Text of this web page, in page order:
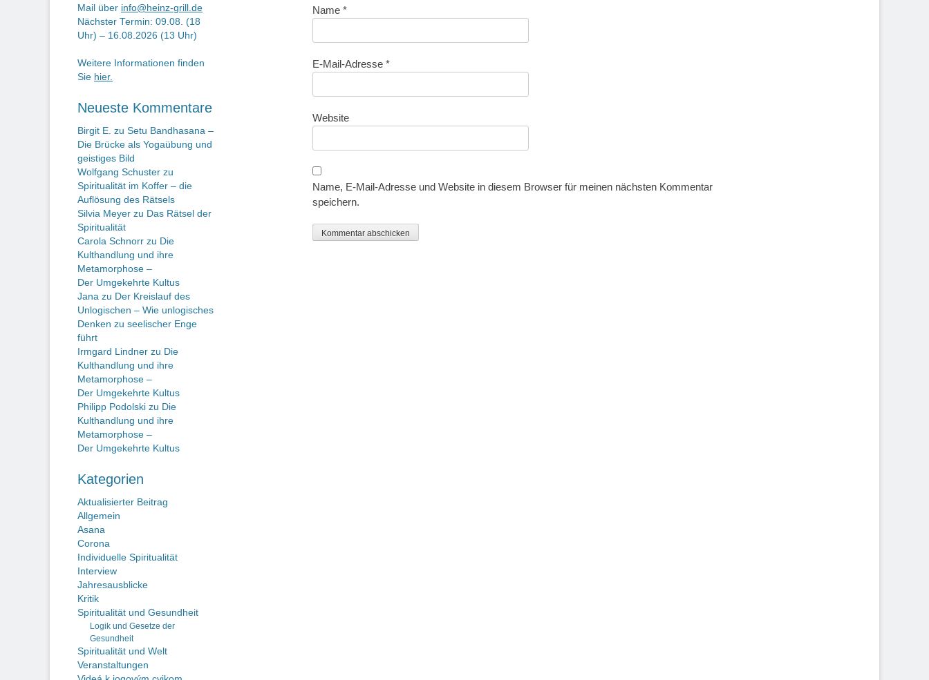
Name *
E-Mail-Adresse *
Website
Name, E-Mail-Adresse und Website in diesem Browser für meinen nächsten Kommentar
speichern.
Mail über info@heinz-grill.de
Nächster Termin: 09.08. (18
Uhr) – 16.08.2026 (13 Uhr)
Weitere Informationen finden
Sie hier.
Neueste Kommentare
Birgit E. zu Setu Bandhasana –
Die Brücke als Yogaübung und
geistiges Bild
Wolfgang Schuster zu
Spiritualität im Koffer – die
Auflösung des Rätsels
Silvia Meyer zu Das Rätsel der
Spiritualität
Carola Schnorr zu Die
Kulthandlung und ihre
Metamorphose –
Der Umgekehrte Kultus
Jana zu Der Kreislauf des
Unlogischen – Wie unlogisches
Denken zu seelischer Enge
führt
Irmgard Lindner zu Die
Kulthandlung und ihre
Metamorphose –
Der Umgekehrte Kultus
Philipp Podolski zu Die
Kulthandlung und ihre
Metamorphose –
Der Umgekehrte Kultus
Kategorien
Aktualisierter Beitrag
Allgemein
Asana
Corona
Individuelle Spiritualität
Interview
Jahresausblicke
Kritik
Spiritualität und Gesundheit
Logik und Gesetze der
Gesundheit
Spiritualität und Welt
Veranstaltungen